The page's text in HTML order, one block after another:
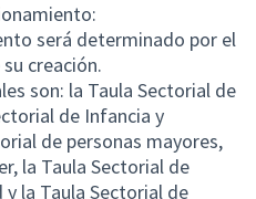
será determinado por el
creación.
son: la Taula Sectorial de
de Infancia y
de personas mayores,
la Taula Sectorial de
y la Taula Sectorial de